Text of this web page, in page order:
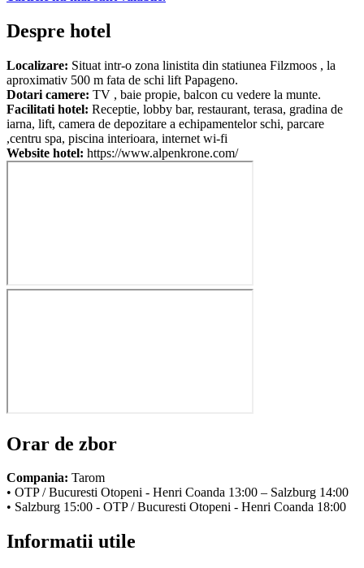
Despre hotel
Localizare: Situat intr-o zona linistita din statiunea Filzmoos , la
aproximativ 500 m fata de schi lift Papageno.
Dotari camere: TV , baie propie, balcon cu vedere la munte.
Facilitati hotel: Receptie, lobby bar, restaurant, terasa, gradina de
iarna, lift, camera de depozitare a echipamentelor schi, parcare
,centru spa, piscina interioara, internet wi-fi
Website hotel: https://www.alpenkrone.com/
Orar de zbor
Compania: Tarom
• OTP / Bucuresti Otopeni - Henri Coanda 13:00 – Salzburg 14:00
• Salzburg 15:00 - OTP / Bucuresti Otopeni - Henri Coanda 18:00
Informatii utile